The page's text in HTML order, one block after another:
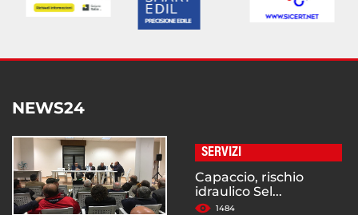
NEWS24
SERVIZI
Capaccio, rischio
idraulico Sel...
1484